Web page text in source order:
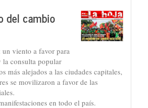
del cambio
un viento a favor para
consulta popular
más alejados a las ciudades capitales,
se movilizaron a favor de las
en todo el país.